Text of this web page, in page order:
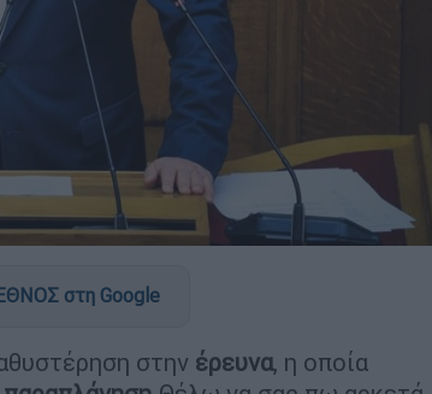
στη Google
στην έρευνα, η οποία